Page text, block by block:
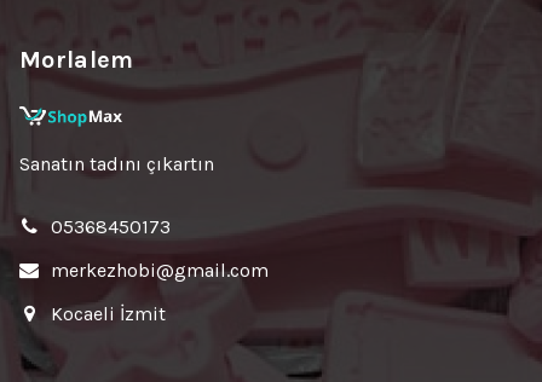
Morlalem
Sanatın tadını çıkartın
05368450173
merkezhobi@gmail.com
Kocaeli İzmit